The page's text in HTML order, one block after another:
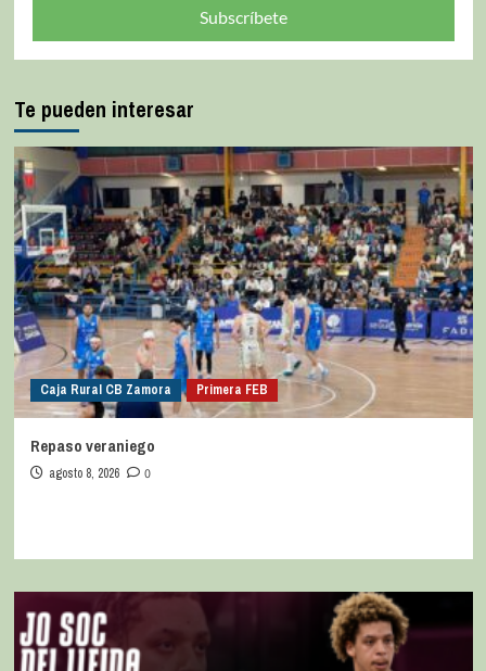
Subscríbete
Te pueden interesar
Caja Rural CB Zamora Primera FEB
Repaso veraniego
agosto 8, 2026 0